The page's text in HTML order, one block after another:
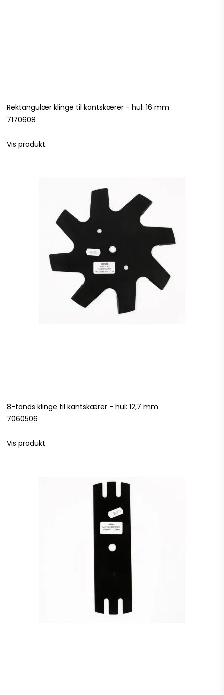
Rektangulær klinge til kantskærer - hul: 16 mm
7170608
Vis produkt
8-tands klinge til kantskærer - hul: 12,7 mm
7060506
Vis produkt